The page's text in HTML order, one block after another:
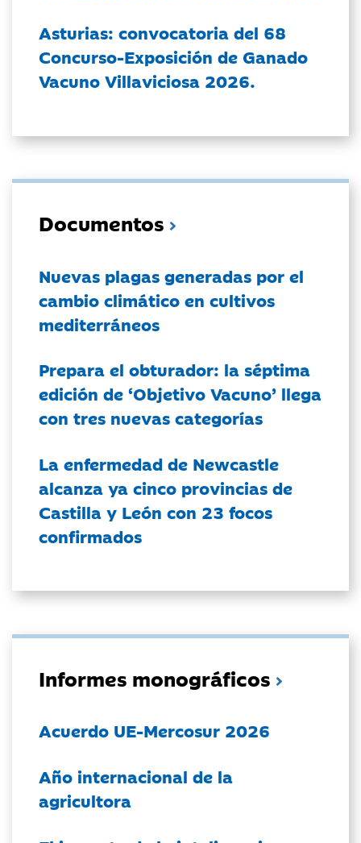
Asturias: convocatoria del 68
Concurso-Exposición de Ganado
Vacuno Villaviciosa 2026.
Documentos
Nuevas plagas generadas por el
cambio climático en cultivos
mediterráneos
Prepara el obturador: la séptima
edición de ‘Objetivo Vacuno’ llega
con tres nuevas categorías
La enfermedad de Newcastle
alcanza ya cinco provincias de
Castilla y León con 23 focos
confirmados
Informes monográficos
Acuerdo UE-Mercosur 2026
Año internacional de la
agricultora